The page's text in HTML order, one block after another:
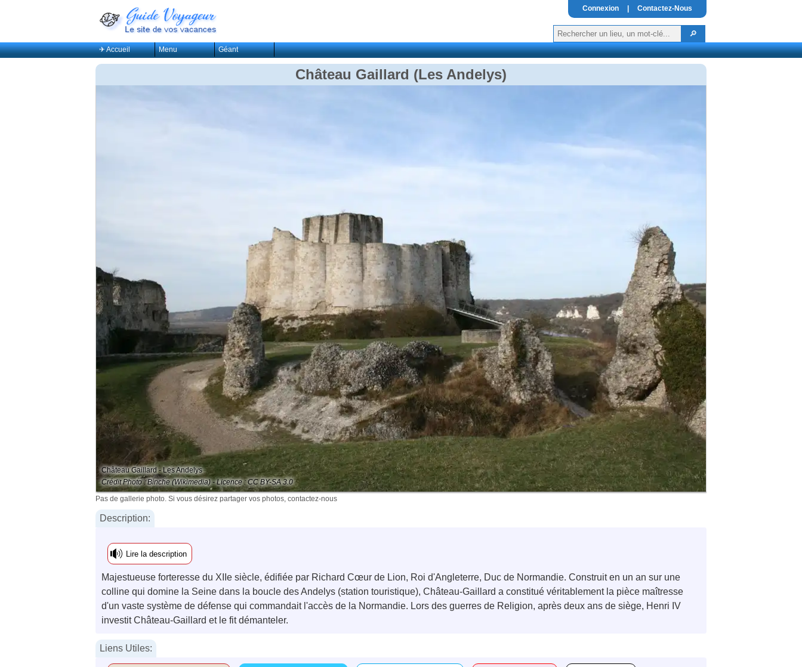
Connexion Contactez-Nous
✈ Accueil Menu Géant
Château Gaillard (Les Andelys)
Château Gaillard - Les Andelys
Crédit Photo : Binche (Wikimedia) - Licence : CC BY-SA 3.0
Pas de gallerie photo. Si vous désirez partager vos photos, contactez-nous
Description:
Lire la description
Majestueuse forteresse du XIIe siècle, édifiée par Richard Cœur de Lion, Roi d'Angleterre, Duc de Normandie. Construit en un an sur une
colline qui domine la Seine dans la boucle des Andelys (station touristique), Château-Gaillard a constitué véritablement la pièce maîtresse
d'un vaste système de défense qui commandait l'accès de la Normandie. Lors des guerres de Religion, après deux ans de siège, Henri IV
investit Château-Gaillard et le fit démanteler.
Liens Utiles: